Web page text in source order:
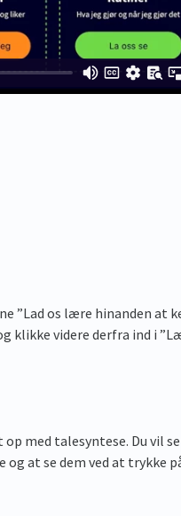
”Lad os lære hinanden at
klikke videre derfra ind i
med talesyntese. Du vil
at se dem ved at trykke på